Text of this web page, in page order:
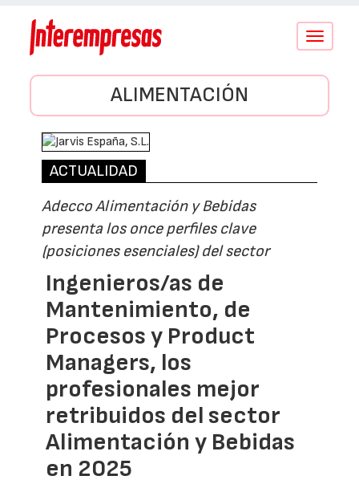
Conmutar
ALIMENTACIÓN
ACTUALIDAD
Adecco Alimentación y Bebidas
presenta los once perfiles clave
(posiciones esenciales) del sector
Ingenieros/as de
Mantenimiento, de
Procesos y Product
Managers, los
profesionales mejor
retribuidos del sector
Alimentación y Bebidas
en 2025